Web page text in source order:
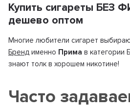
Купить сигареты БЕЗ
дешево оптом
Многие любители сигарет
Брендименно Прима в категории
знают толк в хорошем никотине!
Часто